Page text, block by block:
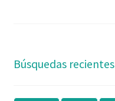
Búsquedas recientes